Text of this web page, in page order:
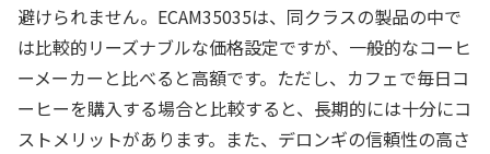
避けられません。ECAM35035は、同クラスの製品の中で
は比較的リーズナブルな価格設定ですが、一般的なコーヒ
ーメーカーと比べると高額です。ただし、カフェで毎日コ
ーヒーを購入する場合と比較すると、長期的には十分にコ
ストメリットがあります。また、デロンギの信頼性の高さ